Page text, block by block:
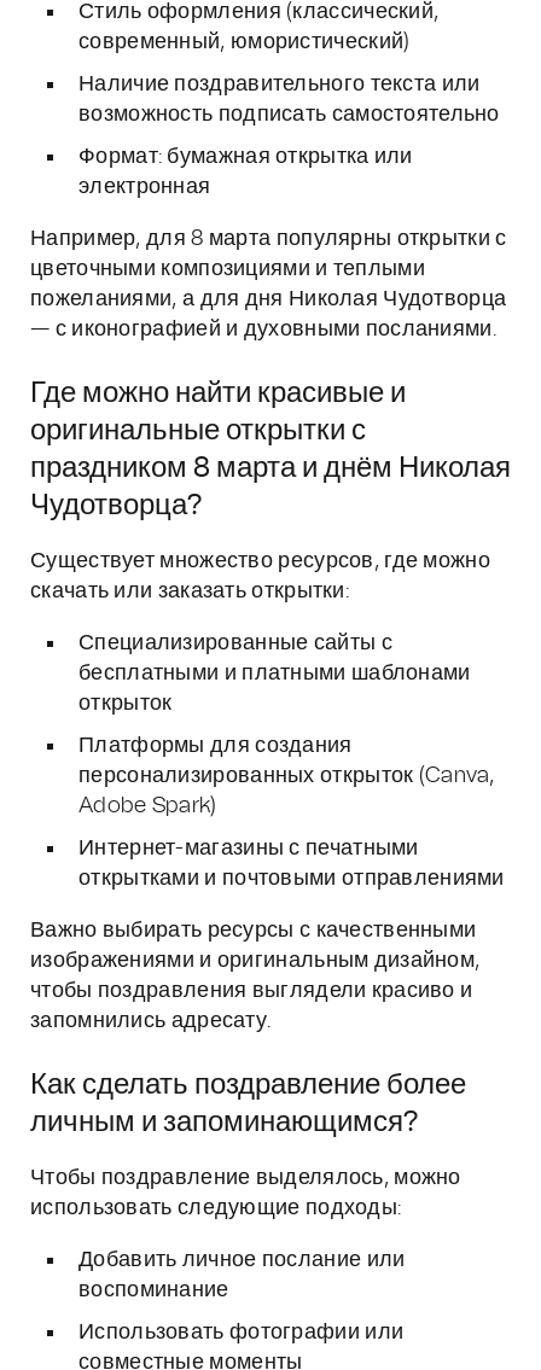
Стиль оформления (классический,
современный, юмористический)
Наличие поздравительного текста или
возможность подписать самостоятельно
Формат: бумажная открытка или
электронная
Например, для 8 марта популярны открытки с
цветочными композициями и теплыми
пожеланиями, а для дня Николая Чудотворца
— с иконографией и духовными посланиями.
Где можно найти красивые и
оригинальные открытки с
праздником 8 марта и днём Николая
Чудотворца?
Существует множество ресурсов, где можно
скачать или заказать открытки:
Специализированные сайты с
бесплатными и платными шаблонами
открыток
Платформы для создания
персонализированных открыток (Canva,
Adobe Spark)
Интернет-магазины с печатными
открытками и почтовыми отправлениями
Важно выбирать ресурсы с качественными
изображениями и оригинальным дизайном,
чтобы поздравления выглядели красиво и
запомнились адресату.
Как сделать поздравление более
личным и запоминающимся?
Чтобы поздравление выделялось, можно
использовать следующие подходы:
Добавить личное послание или
воспоминание
Использовать фотографии или
совместные моменты